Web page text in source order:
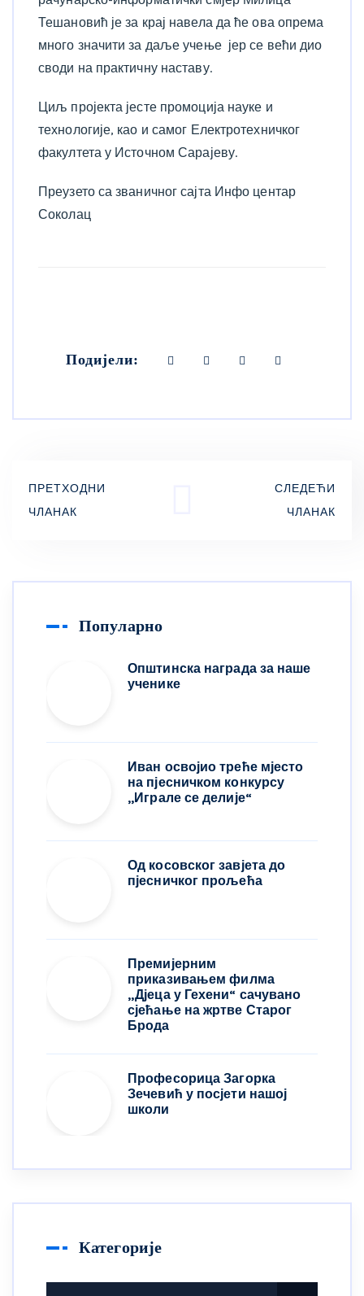
Тешановић је за крај навела да ће ова опрема
много значити за даље учење јер се већи дио
своди на практичну наставу.
Циљ пројекта јесте промоција науке и
технологије, као и самог Електротехничког
факултета у Источном Сарајеву.
Преузето са званичног сајта Инфо центар
Соколац
Подијели:
ПРЕТХОДНИ
ЧЛАНАК
СЛЕДЕЋИ
ЧЛАНАК
Популарно
Општинска награда за наше
ученике
Иван освојио треће мјесто
на пјесничком конкурсу
,,Играле се делије“
Од косовског завјета до
пјесничког прољећа
Премијерним
приказивањем филма
„Дјеца у Гехени“ сачувано
сјећање на жртве Старог
Брода
Професорица Загорка
Зечевић у посјети нашој
школи
Категорије